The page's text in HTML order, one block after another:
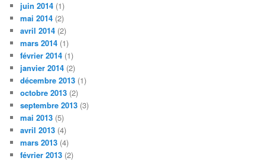
juin 2014 (1)
mai 2014 (2)
avril 2014 (2)
mars 2014 (1)
février 2014 (1)
janvier 2014 (2)
décembre 2013 (1)
octobre 2013 (2)
septembre 2013 (3)
mai 2013 (5)
avril 2013 (4)
mars 2013 (4)
février 2013 (2)